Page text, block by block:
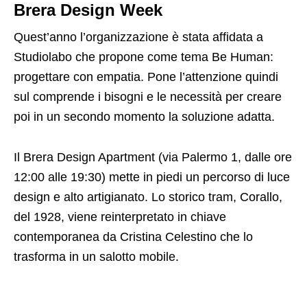
Brera Design Week
Quest’anno l’organizzazione è stata affidata a
Studiolabo che propone come tema Be Human:
progettare con empatia. Pone l’attenzione quindi
sul comprende i bisogni e le necessità per creare
poi in un secondo momento la soluzione adatta.
Il Brera Design Apartment (via Palermo 1, dalle ore
12:00 alle 19:30) mette in piedi un percorso di luce
design e alto artigianato. Lo storico tram, Corallo,
del 1928, viene reinterpretato in chiave
contemporanea da Cristina Celestino che lo
trasforma in un salotto mobile.